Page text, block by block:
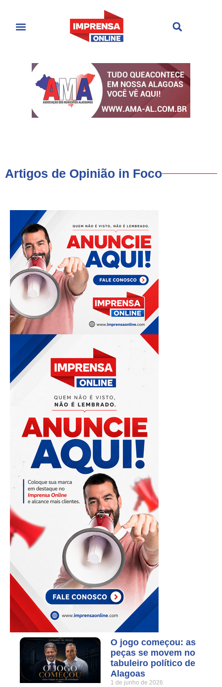
Artigos de Opinião in Foco
O jogo começou: as
peças se movem no
tabuleiro político de
Alagoas
1 de junho de 2026